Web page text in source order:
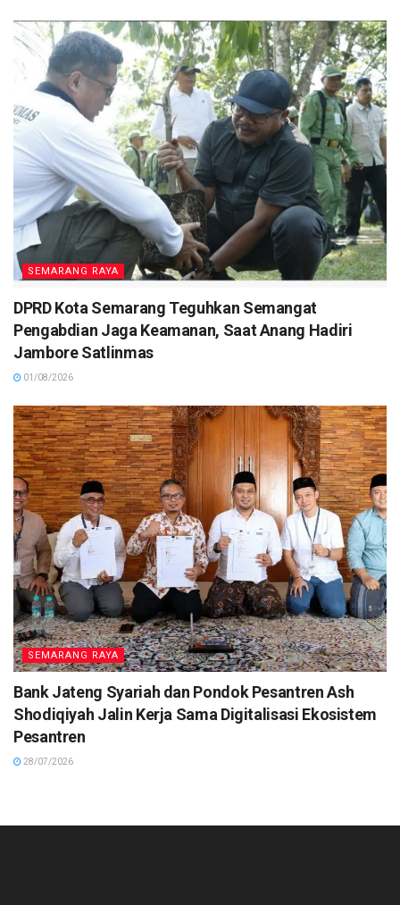
SEMARANG RAYA
DPRD Kota Semarang Teguhkan Semangat
Pengabdian Jaga Keamanan, Saat Anang Hadiri
Jambore Satlinmas
01/08/2026
SEMARANG RAYA
Bank Jateng Syariah dan Pondok Pesantren Ash
Shodiqiyah Jalin Kerja Sama Digitalisasi Ekosistem
Pesantren
28/07/2026